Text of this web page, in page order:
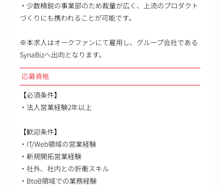
・少数精鋭の事業部のため裁量が広く、上流のプロダクト
づくりにも携われることが可能です。
※本求人はオークファンにて雇用し、グループ会社である
SynaBizへ出向となります。
応募資格
【必須条件】
・法人営業経験2年以上
【歓迎条件】
・IT/Web領域の営業経験
・新規開拓営業経験
・社外、社内との折衝スキル
・BtoB領域での業務経験